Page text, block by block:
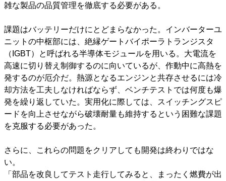
雑な製品の品質管理を徹底する必要がある。
課題はバッテリーだけにとどまらなかった。インバーターユ
ニットの中枢部には、絶縁ゲートバイポーラトランジスタ
（IGBT）と呼ばれる半導体モジュールを用いる。大電流を
高速に切り替え制御するのに向いているが、作動中に高熱を
発するのが厄介だ。熱源となるエンジンと共存させるには冷
却方法を工夫しなければならず、ベンチテストでは何度も爆
発を繰り返していた。実用化に際しては、スイッチングスピ
ードを向上させながら破壊耐量も維持するという困難な課題
を克服する必要があった。
さらに、これらの問題をクリアしても開発は終わりではな
い。
「部品を改良してテスト走行してみると、まったく燃費が出